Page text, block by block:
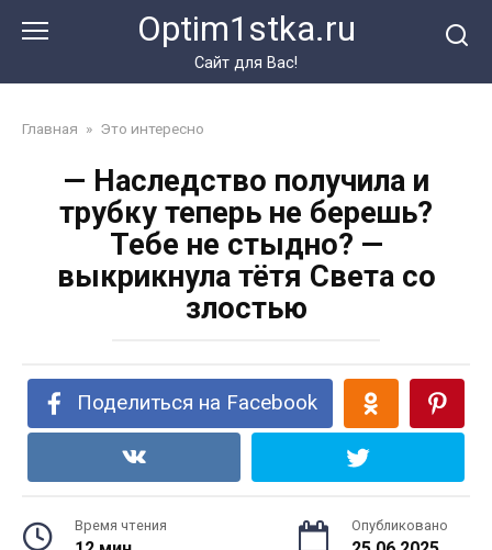
Optim1stka.ru
Сайт для Вас!
Главная » Это интересно
— Наследство получила и
трубку теперь не берешь?
Тебе не стыдно? —
выкрикнула тётя Света со
злостью
Поделиться на Facebook
Время чтения Опубликовано